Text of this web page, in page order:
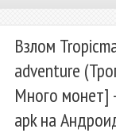
Взлом
adventure
Много монет]
apk на